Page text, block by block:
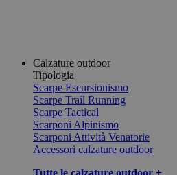
Calzature outdoor
Tipologia
Scarpe Escursionismo
Scarpe Trail Running
Scarpe Tactical
Scarponi Alpinismo
Scarponi Attività Venatorie
Accessori calzature outdoor